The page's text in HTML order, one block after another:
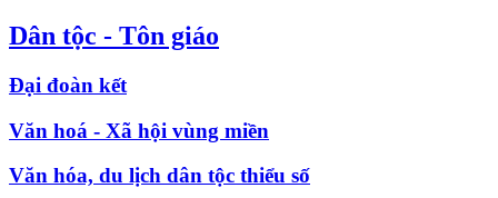
Dân tộc - Tôn giáo
Đại đoàn kết
Văn hoá - Xã hội vùng miền
Văn hóa, du lịch dân tộc thiểu số